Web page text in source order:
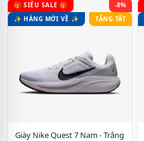
🎁 SIÊU SALE 🎁
✨ HÀNG MỚI VỀ ✨
-8%
TẶNG TẤT
Giày Nike Quest 7 Nam - Trắng